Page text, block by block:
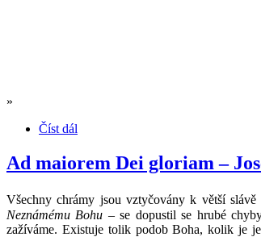
»
Číst dál
Ad maiorem Dei gloriam –
Všechny chrámy jsou vztyčovány k větší
Neznámému Bohu – se dopustil se hrubé
zažíváme. Existuje tolik podob Boha, kolik je